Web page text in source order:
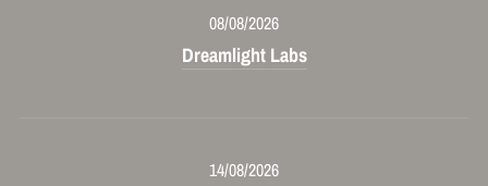
08/08/2026
Dreamlight Labs
14/08/2026